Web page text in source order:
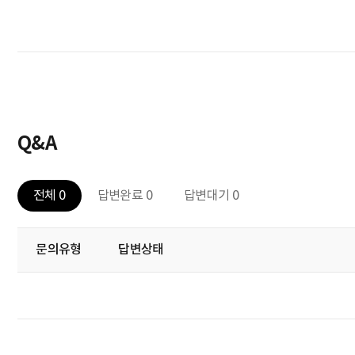
Q&A
전체 0 답변완료 0 답변대기 0
문의유형 답변상태